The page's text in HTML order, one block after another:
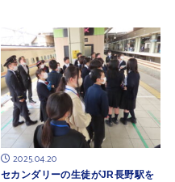
2025.04.20
セカンダリーの生徒がJR長野駅を